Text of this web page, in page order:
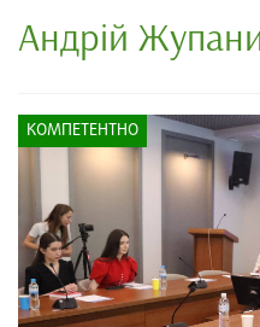
Андрій
КОМПЕТЕНТНО